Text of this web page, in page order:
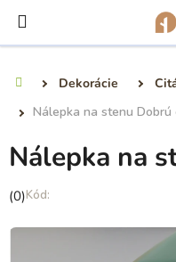
obsah
Dekorácie
Nálepka na stenu Dobrú
Nálepka na
Priemerné
produktu
(0)